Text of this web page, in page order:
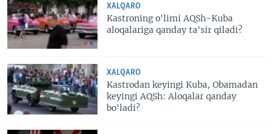
XALQARO
Kastroning o'limi AQSh-Kuba
aloqalariga qanday ta'sir qiladi?
XALQARO
Kastrodan keyingi Kuba, Obamadan
keyingi AQSh: Aloqalar qanday
bo'ladi?